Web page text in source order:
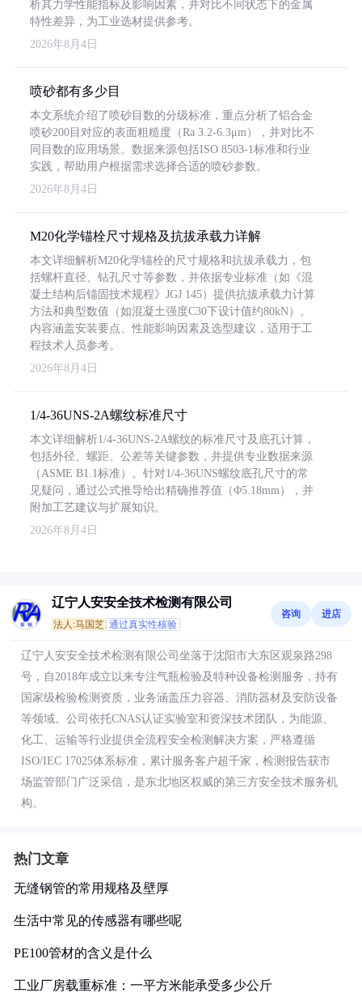
析其力学性能指标及影响因素，并对比不同状态下的金属
特性差异，为工业选材提供参考。
2026年8月4日
喷砂都有多少目
本文系统介绍了喷砂目数的分级标准，重点分析了铝合金
喷砂200目对应的表面粗糙度（Ra 3.2-6.3μm），并对比不
同目数的应用场景。数据来源包括ISO 8503-1标准和行业
实践，帮助用户根据需求选择合适的喷砂参数。
2026年8月4日
M20化学锚栓尺寸规格及抗拔承载力详解
本文详细解析M20化学锚栓的尺寸规格和抗拔承载力，包
括螺杆直径、钻孔尺寸等参数，并依据专业标准（如《混
凝土结构后锚固技术规程》JGJ 145）提供抗拔承载力计算
方法和典型数值（如混凝土强度C30下设计值约80kN）。
内容涵盖安装要点、性能影响因素及选型建议，适用于工
程技术人员参考。
2026年8月4日
1/4-36UNS-2A螺纹标准尺寸
本文详细解析1/4-36UNS-2A螺纹的标准尺寸及底孔计算，
包括外径、螺距、公差等关键参数，并提供专业数据来源
（ASME B1.1标准）。针对1/4-36UNS螺纹底孔尺寸的常
见疑问，通过公式推导给出精确推荐值（Φ5.18mm），并
附加工艺建议与扩展知识。
2026年8月4日
辽宁人安安全技术检测有限公司
法人:马国芝 通过真实性核验
咨询 进店
辽宁人安安全技术检测有限公司坐落于沈阳市大东区观泉路298
号，自2018年成立以来专注气瓶检验及特种设备检测服务，持有
国家级检验检测资质，业务涵盖压力容器、消防器材及安防设备
等领域。公司依托CNAS认证实验室和资深技术团队，为能源、
化工、运输等行业提供全流程安全检测解决方案，严格遵循
ISO/IEC 17025体系标准，累计服务客户超千家，检测报告获市
场监管部门广泛采信，是东北地区权威的第三方安全技术服务机
构。
热门文章
无缝钢管的常用规格及壁厚
生活中常见的传感器有哪些呢
PE100管材的含义是什么
工业厂房载重标准：一平方米能承受多少公斤